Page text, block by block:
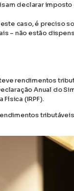
declarar imposto
caso, é preciso
– não estão
rendimentos
Anual do
(IRPF).